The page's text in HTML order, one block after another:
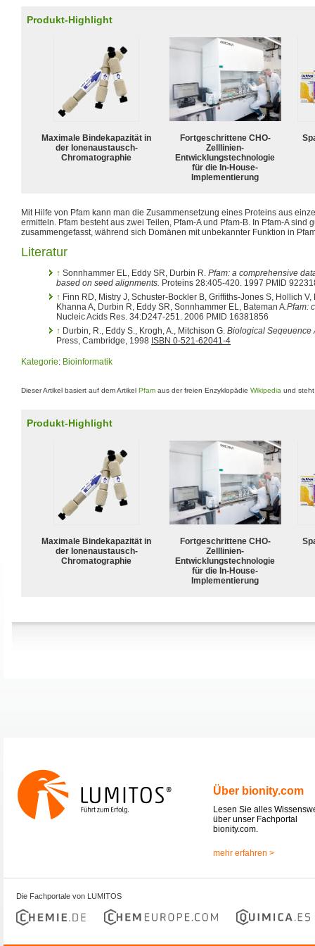
Produkt-Highlight
Maximale Bindekapazität in
der Ionenaustausch-
Chromatographie
Fortgeschrittene CHO-
Zelllinien-
Entwicklungstechnologie
für die In-House-
Implementierung
Mit Hilfe von Pfam kann man die Zusammensetzung eines Proteins aus
ermitteln. Pfam besteht aus zwei Teilen, Pfam-A und Pfam-B. In Pfam-A sind
zusammengefasst, während sich Domänen mit unbekannter Funktion in
Literatur
↑ Sonnhammer EL, Eddy SR, Durbin R. Pfam: a comprehensive
based on seed alignments. Proteins 28:405-420. 1997 PMID
↑ Finn RD, Mistry J, Schuster-Bockler B, Griffiths-Jones S, Hollich
Khanna A, Durbin R, Eddy SR, Sonnhammer EL, Bateman A.Pfam:
Nucleic Acids Res. 34:D247-251. 2006 PMID 16381856
↑ Durbin, R., Eddy S., Krogh, A., Mitchison G. Biological Seqeuence
Press, Cambridge, 1998 ISBN 0-521-62041-4
Kategorie: Bioinformatik
Dieser Artikel basiert auf dem Artikel Pfam aus der freien Enzyklopädie Wikipedia und
Produkt-Highlight
Maximale Bindekapazität in
der Ionenaustausch-
Chromatographie
Fortgeschrittene CHO-
Zelllinien-
Entwicklungstechnologie
für die In-House-
Implementierung
Über bionity.com
Lesen Sie alles
über unser Fachportal
bionity.com.
mehr erfahren >
Die Fachportale von LUMITOS